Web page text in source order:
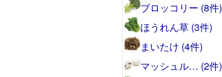
ブロッコリー (8件)
ほうれん草 (3件)
まいたけ (4件)
マッシュル… (2件)